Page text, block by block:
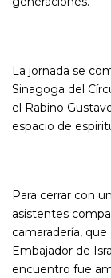
La jornada se
Sinagoga del
el Rabino
espacio de
Para cerrar con
asistentes
camaradería,
Embajador de
encuentro fue